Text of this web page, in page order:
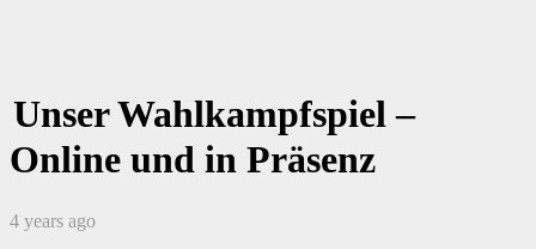
Unser Wahlkampfspiel –
Online und in Präsenz
4 years ago